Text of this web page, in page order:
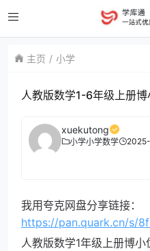
主页 小学
人教版数学1-6年级上册
xuekutong
小学小学数学
我用夸克网盘分享链接：
https://pan.quark.cn/s/
人教版数学1年级上册博